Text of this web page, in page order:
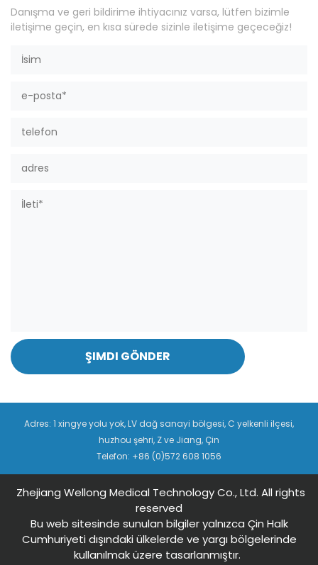
Danışma ve geri bildirime ihtiyacınız varsa, lütfen bizimle
iletişime geçin, en kısa sürede sizinle iletişime geçeceğiz!
ŞIMDI GÖNDER
Adres: 1 xingye yolu yok, LV dağ sanayi bölgesi, C yelkenli ilçesi,
huzhou şehri, Z ve Jiang, Çin
Telefon: +86 (0)572 608 1056
Zhejiang Wellong Medical Technology Co., Ltd. All rights
reserved
Bu web sitesinde sunulan bilgiler yalnızca Çin Halk
Cumhuriyeti dışındaki ülkelerde ve yargı bölgelerinde
kullanılmak üzere tasarlanmıştır.